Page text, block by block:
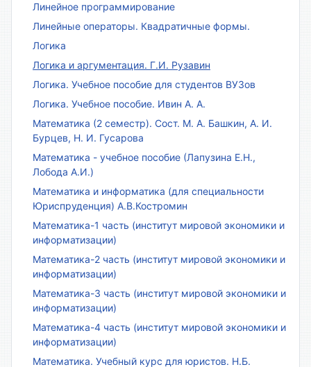
Линейное программирование
Линейные операторы. Квадратичные формы.
Логика
Логика и аргументация. Г.И. Рузавин
Логика. Учебное пособие для студентов ВУЗов
Логика. Учебное пособие. Ивин А. А.
Математика (2 семестр). Сост. М. А. Башкин, А. И.
Бурцев, Н. И. Гусарова
Математика - учебное пособие (Лапузина Е.Н.,
Лобода А.И.)
Математика и информатика (для специальности
Юриспруденция) А.В.Костромин
Математика-1 часть (институт мировой экономики и
информатизации)
Математика-2 часть (институт мировой экономики и
информатизации)
Математика-3 часть (институт мировой экономики и
информатизации)
Математика-4 часть (институт мировой экономики и
информатизации)
Математика. Учебный курс для юристов. Н.Б.